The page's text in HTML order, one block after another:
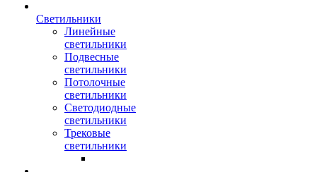
Светильники
Линейные
светильники
Подвесные
светильники
Потолочные
светильники
Светодиодные
светильники
Трековые
светильники